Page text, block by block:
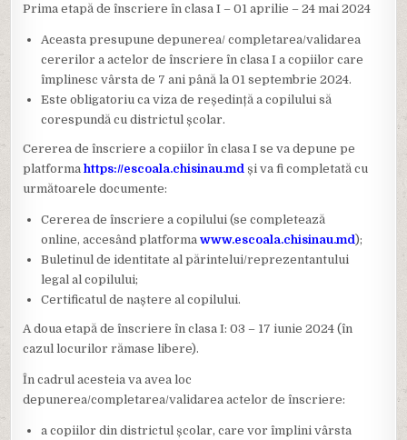
Prima etapă de înscriere în clasa I – 01 aprilie – 24 mai 2024
Aceasta presupune depunerea/ completarea/validarea
cererilor a actelor de înscriere în clasa I a copiilor care
împlinesc vârsta de 7 ani până la 01 septembrie 2024.
Este obligatoriu ca viza de reședință a copilului să
corespundă cu districtul școlar.
Cererea de înscriere a copiilor în clasa I se va depune pe
platformahttps://escoala.chisinau.md și va fi completată cu
următoarele documente:
Cererea de înscriere a copilului (se completează
online, accesând platformawww.escoala.chisinau.md);
Buletinul de identitate al părintelui/reprezentantului
legal al copilului;
Certificatul de naștere al copilului.
A doua etapă de înscriere în clasa I: 03 – 17 iunie 2024 (în
cazul locurilor rămase libere).
În cadrul acesteia va avea loc
depunerea/completarea/validarea actelor de înscriere:
a copiilor din districtul școlar, care vor împlini vârsta